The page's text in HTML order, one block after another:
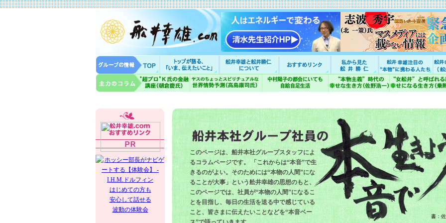
はじめての方も
安心して話せる
波動の体験会
このページは、船井本社グループスタッフによ
るコラムページです。 「これからは“本音”で生
きるのがよい。そのためには“本物の人間”にな
ることが大事」という舩井幸雄の思想のもと、
このページでは、社員が“本物の人間”になるこ
とを目指し、毎日の生活を送る中で感じている
こと、皆さまに伝えたいことなどを“本音ベー
書：